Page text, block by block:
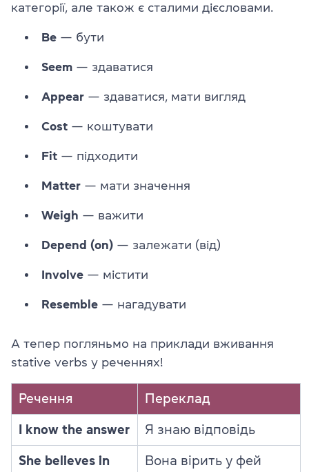
категорії, але також є сталими дієсловами.
Be — бути
Seem — здаватися
Appear — здаватися, мати вигляд
Cost — коштувати
Fit — підходити
Matter — мати значення
Weigh — важити
Depend (on) — залежати (від)
Involve — містити
Resemble — нагадувати
А тепер погляньмо на приклади вживання
stative verbs у реченнях!
Речення Переклад
I know the answer Я знаю відповідь
She believes in
Вона вірить у фей